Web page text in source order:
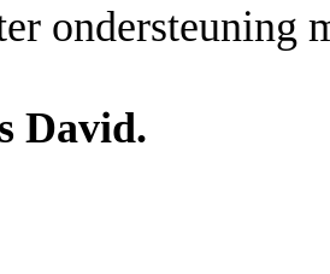
ondersteuning
David.